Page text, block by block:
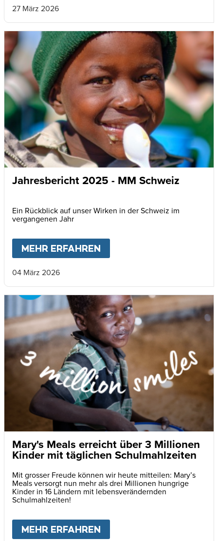
27 März 2026
Jahresbericht 2025 - MM Schweiz
Ein Rückblick auf unser Wirken in der Schweiz im
vergangenen Jahr
MEHR ERFAHREN
04 März 2026
Mary's Meals erreicht über 3 Millionen
Kinder mit täglichen Schulmahlzeiten
Mit grosser Freude können wir heute mitteilen: Mary’s
Meals versorgt nun mehr als drei Millionen hungrige
Kinder in 16 Ländern mit lebensverändernden
Schulmahlzeiten!
MEHR ERFAHREN